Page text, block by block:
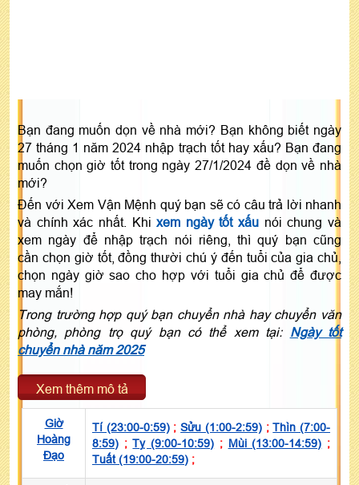
Bạn đang muốn dọn về nhà mới? Bạn không biết ngày
27 tháng 1 năm 2024 nhập trạch tốt hay xấu? Bạn đang
muốn chọn giờ tốt trong ngày 27/1/2024 đề dọn về nhà
mới?
Đến với Xem Vận Mệnh quý bạn sẽ có câu trả lời nhanh
và chính xác nhất. Khixem ngày tốt xấu nói chung và
xem ngày để nhập trạch nói riêng, thì quý bạn cũng
cần chọn giờ tốt, đồng thười chú ý đến tuổi của gia chủ,
chọn ngày giờ sao cho hợp với tuổi gia chủ để được
may mắn!
Trong trường hợp quý bạn chuyển nhà hay chuyển văn
phòng, phòng trọ quý bạn có thể xem tại: Ngày tốt
chuyển nhà năm 2025
Xem thêm mô tả
Giờ
Hoàng
Đạo
Tí (23:00-0:59);Sửu (1:00-2:59);Thìn (7:00-
8:59) ;Tỵ (9:00-10:59) ; Mùi (13:00-14:59) ;
Tuất (19:00-20:59) ;